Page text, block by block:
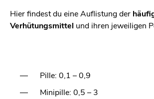
Hier findest du eine Auflistung der
Verhütungsmittel und ihren jeweiligen
Pille: 0,1 – 0,9
Minipille: 0,5 – 3